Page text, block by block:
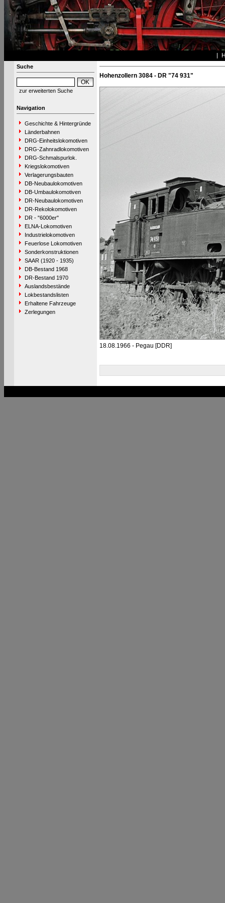
Suche
zur erweiterten Suche
Navigation
Geschichte & Hintergründe
Länderbahnen
DRG-Einheitslokomotiven
DRG-Zahnradlokomotiven
DRG-Schmalspurlok.
Kriegslokomotiven
Verlagerungsbauten
DB-Neubaulokomotiven
DB-Umbaulokomotiven
DR-Neubaulokomotiven
DR-Rekolokomotiven
DR - "6000er"
ELNA-Lokomotiven
Industrielokomotiven
Feuerlose Lokomotiven
Sonderkonstruktionen
SAAR (1920 - 1935)
DB-Bestand 1968
DR-Bestand 1970
Auslandsbestände
Lokbestandslisten
Erhaltene Fahrzeuge
Zerlegungen
Hohenzollern 3084 - DR "74 931"
18.08.1966 - Pegau [DDR]